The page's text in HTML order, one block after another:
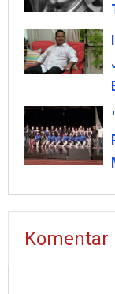
Komentar